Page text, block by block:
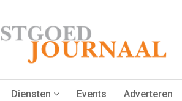
Diensten Events Adverteren